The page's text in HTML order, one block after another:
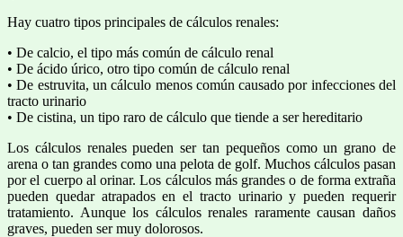
Hay cuatro tipos principales de cálculos renales:
• De calcio, el tipo más común de cálculo renal
• De ácido úrico, otro tipo común de cálculo renal
• De estruvita, un cálculo menos común causado por infecciones del
tracto urinario
• De cistina, un tipo raro de cálculo que tiende a ser hereditario
Los cálculos renales pueden ser tan pequeños como un grano de
arena o tan grandes como una pelota de golf. Muchos cálculos pasan
por el cuerpo al orinar. Los cálculos más grandes o de forma extraña
pueden quedar atrapados en el tracto urinario y pueden requerir
tratamiento. Aunque los cálculos renales raramente causan daños
graves, pueden ser muy dolorosos.